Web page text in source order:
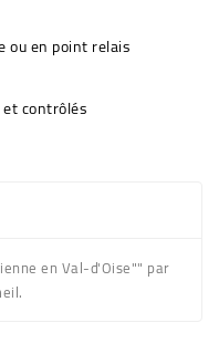
ou en point relais
contrôlés
en Val-d'Oise"" par